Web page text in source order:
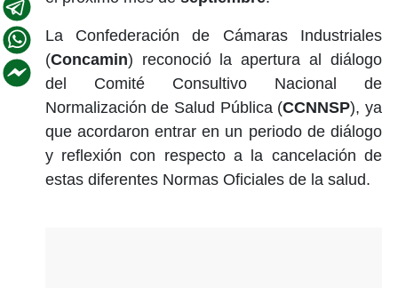
La Confederación de Cámaras Industriales
(Concamin) reconoció la apertura al diálogo
del Comité Consultivo Nacional de
Normalización de Salud Pública (CCNNSP), ya
que acordaron entrar en un periodo de diálogo
y reflexión con respecto a la cancelación de
estas diferentes Normas Oficiales de la salud.